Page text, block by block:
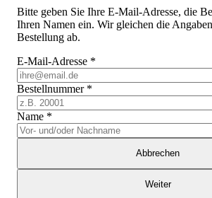
Bitte geben Sie Ihre E-Mail-Adresse, die
Ihren Namen ein. Wir gleichen die
Bestellung ab.
E-Mail-Adresse *
Bestellnummer *
Name *
Abbrechen
Weiter